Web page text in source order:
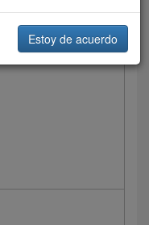
Estoy de acuerdo